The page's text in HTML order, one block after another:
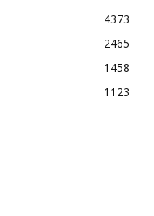
4373
2465
1458
1123